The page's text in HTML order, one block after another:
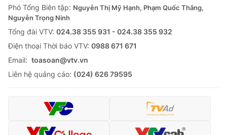
Phó Tổng Biên tập: Nguyễn Thị Mỹ Hạnh, Phạm Quốc Thắng,
Nguyễn Trọng Ninh
Tổng đài VTV: 024.38 355 931 - 024.38 355 932
Ðiện thoại Thời báo VTV: 0988 671 671
Email: toasoan@vtv.vn
Liên hệ quảng cáo: (024) 626 79595